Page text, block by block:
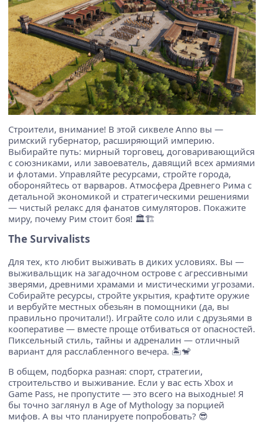
Строители, внимание! В этой сиквеле Anno вы —
римский губернатор, расширяющий империю.
Выбирайте путь: мирный торговец, договаривающийся
с союзниками, или завоеватель, давящий всех армиями
и флотами. Управляйте ресурсами, стройте города,
обороняйтесь от варваров. Атмосфера Древнего Рима с
детальной экономикой и стратегическими решениями
— чистый релакс для фанатов симуляторов. Покажите
миру, почему Рим стоит боя! 🏛️🏗️
The Survivalists
Для тех, кто любит выживать в диких условиях. Вы —
выживальщик на загадочном острове с агрессивными
зверями, древними храмами и мистическими угрозами.
Собирайте ресурсы, стройте укрытия, крафтите оружие
и вербуйте местных обезьян в помощники (да, вы
правильно прочитали!). Играйте соло или с друзьями в
кооперативе — вместе проще отбиваться от опасностей.
Пиксельный стиль, тайны и адреналин — отличный
вариант для расслабленного вечера. 🏝️🐒
В общем, подборка разная: спорт, стратегии,
строительство и выживание. Если у вас есть Xbox и
Game Pass, не пропустите — это всего на выходные! Я
бы точно заглянул в Age of Mythology за порцией
мифов. А вы что планируете попробовать? 😎